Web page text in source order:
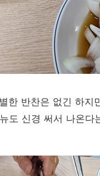
한 반찬은 없긴 하지
도 신경 써서 나온다